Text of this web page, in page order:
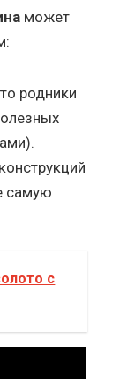
может
родники
самую
с